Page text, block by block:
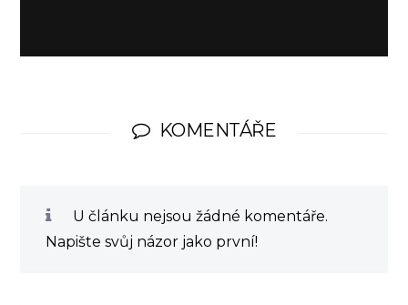
KOMENTÁŘE
U článku nejsou žádné komentáře.
Napište svůj názor jako první!